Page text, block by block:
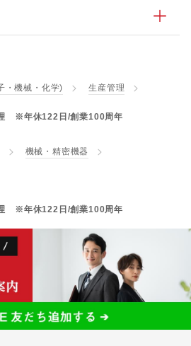
・機械・化学) 生産管理
※年休122日/創業100周年
機械・精密機器
※年休122日/創業100周年